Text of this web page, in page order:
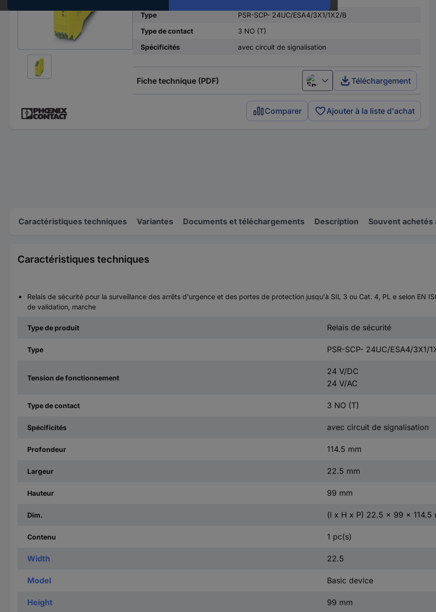
Type
PSR-SCP- 24UC/ESA4/3X1/1X2/B
Type de contact
3 NO (T)
Spécificités
avec circuit de signalisation
Fiche technique (PDF) English Téléchargement
Comparer Ajouter à la liste d'achat
Caractéristiques techniques Variantes Documents et téléchargements Description Souvent achetés
Caractéristiques techniques
Relais de sécurité pour la surveillance des arrêts d'urgence et des portes de protection jusqu'à SIL 3 ou Cat. 4, PL e selon EN
de validation, marche
Type de produit Relais de sécurité
Type PSR-SCP- 24UC/ESA4/3X1/
Tension de fonctionnement
24 V/DC
24 V/AC
Type de contact 3 NO (T)
Spécificités avec circuit de signalisation
Profondeur 114.5 mm
Largeur 22.5 mm
Hauteur 99 mm
Dim. (l x H x P) 22.5 x 99 x 114.5
Contenu 1 pc(s)
Width 22.5
Model Basic device
Height 99 mm